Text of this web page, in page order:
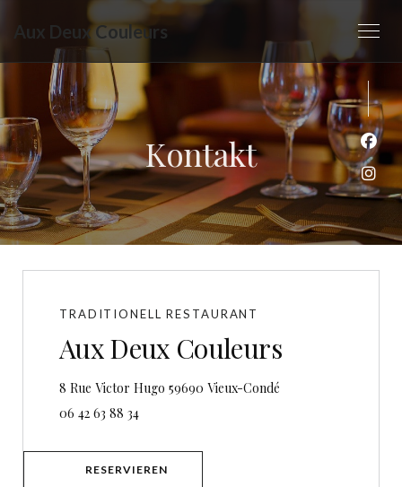
Aux Deux Couleurs
Kontakt
TRADITIONELL RESTAURANT
Aux Deux Couleurs
8 Rue Victor Hugo 59690 Vieux-Condé
06 42 63 88 34
RESERVIEREN